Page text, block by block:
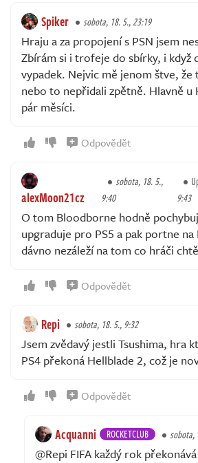
Spiker sobota, 18. 5., 23:19
Hraju a za propojení s PSN jsem
Zbírám si i trofeje do sbírky, i když
vypadek. Nejvic mě jenom štve,
nebo to nepřidali zpětně. Hlavně
pár měsíci.
Odpovědět
alexMoon21cz
sobota, 18. 5.,
9:40
9:43
O tom Bloodborne hodně
upgraduje pro PS5 a pak portne na
dávno nezáleží na tom co hráči
Odpovědět
Repi sobota, 18. 5., 9:32
Jsem zvědavý jestli Tsushima, hra
PS4 překoná Hellblade 2, což je
Odpovědět
Acquanni ROCKETCLUB sobota,
@Repi FIFA každý rok